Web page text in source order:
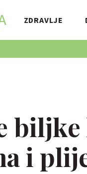
ZDRAVLJE
biljke
i